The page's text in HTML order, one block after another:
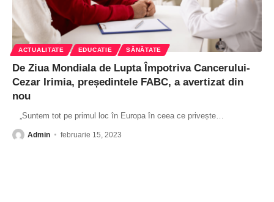
ACTUALITATE EDUCATIE SĂNĂTATE
De Ziua Mondiala de Lupta Împotriva Cancerului-
Cezar Irimia, președintele FABC, a avertizat din
nou
„Suntem tot pe primul loc în Europa în ceea ce privește
Admin februarie 15, 2023